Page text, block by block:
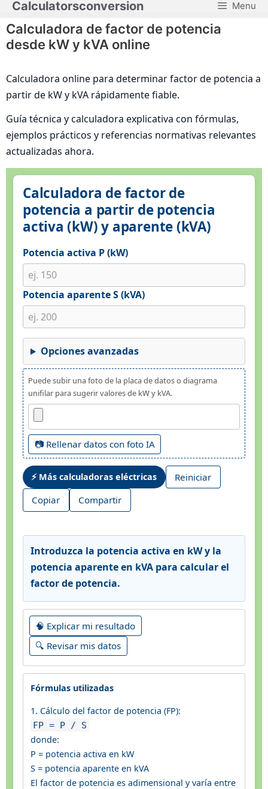
Saltar
contenido
Calculatorsconversion Menu
Calculadora de factor de potencia
desde kW y kVA online
Calculadora online para determinar factor de potencia a
partir de kW y kVA rápidamente fiable.
Guía técnica y calculadora explicativa con fórmulas,
ejemplos prácticos y referencias normativas relevantes
actualizadas ahora.
Calculadora de factor de
potencia a partir de potencia
activa (kW) y aparente (kVA)
Potencia activa P (kW)
Potencia aparente S (kVA)
Opciones avanzadas
Puede subir una foto de la placa de datos o diagrama
unifilar para sugerir valores de kW y kVA.
📷 Rellenar datos con foto IA
⚡ Más calculadoras eléctricas
Reiniciar
Copiar
Compartir
Introduzca la potencia activa en kW y la
potencia aparente en kVA para calcular el
factor de potencia.
🧠 Explicar mi resultado
🔍 Revisar mis datos
Fórmulas utilizadas
1. Cálculo del factor de potencia (FP):
FP = P / S
donde:
P = potencia activa en kW
S = potencia aparente en kVA
El factor de potencia es adimensional y varía entre